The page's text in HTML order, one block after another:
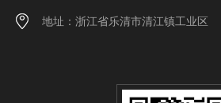
地址：浙江省乐清市清江镇工业区